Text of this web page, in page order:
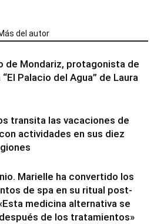
del autor
de Mondariz, protagonista de
“El Palacio del Agua” de Laura
transita las vacaciones de
actividades en sus diez
Marielle ha convertido los
de spa en su ritual post-
medicina alternativa se
de los tratamientos»